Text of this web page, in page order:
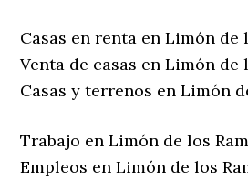
Casas en renta en Limón de
Venta de casas en Limón de
Casas y terrenos en Limón
Trabajo en Limón de los
Empleos en Limón de los